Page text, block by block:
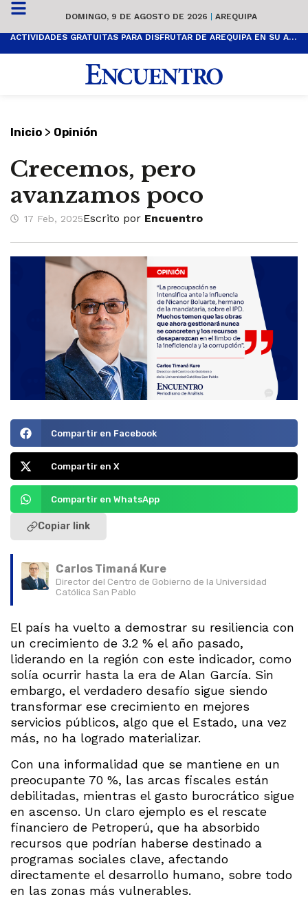
DOMINGO, 9 DE AGOSTO DE 2026 | AREQUIPA
ACTIVIDADES GRATUITAS PARA DISFRUTAR DE AREQUIPA EN SU ANIVERSARIO
Inicio > Opinión
Crecemos, pero
avanzamos poco
17 Feb, 2025Escrito por Encuentro
Compartir en Facebook
Compartir en X
Compartir en WhatsApp
Copiar link
Carlos Timaná Kure
Director del Centro de Gobierno de la Universidad
Católica San Pablo
El país ha vuelto a demostrar su resiliencia con
un crecimiento de 3.2 % el año pasado,
liderando en la región con este indicador, como
solía ocurrir hasta la era de Alan García. Sin
embargo, el verdadero desafío sigue siendo
transformar ese crecimiento en mejores
servicios públicos, algo que el Estado, una vez
más, no ha logrado materializar.
Con una informalidad que se mantiene en un
preocupante 70 %, las arcas fiscales están
debilitadas, mientras el gasto burocrático sigue
en ascenso. Un claro ejemplo es el rescate
financiero de Petroperú, que ha absorbido
recursos que podrían haberse destinado a
programas sociales clave, afectando
directamente el desarrollo humano, sobre todo
en las zonas más vulnerables.